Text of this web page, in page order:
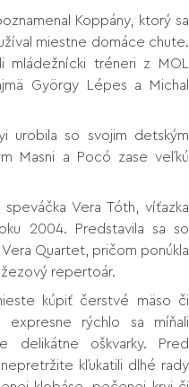
Koppány, ktorý sa
miestne domáce chute.
mládežnícki tréneri z MOL
György Lépes a Michal
urobila so svojim detským
Masni a Pocó zase veľkú
Vera Tóth, víťazka
2004. Predstavila sa so
Quartet, pričom ponúkla
repertoár.
kúpiť čerstvé mäso či
expresne rýchlo sa míňali
delikátne oškvarky. Pred
kľukatili dlhé rady